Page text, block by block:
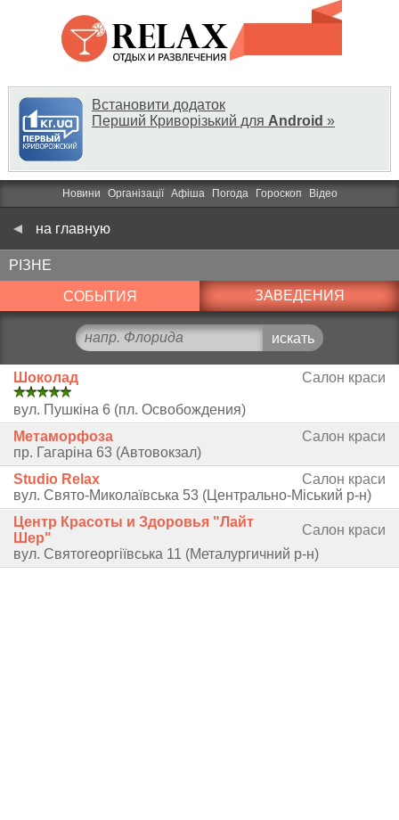
Встановити додаток
Перший Криворізький для Android »
Новини Організації Афіша Погода Гороскоп Відео
на главную
РІЗНЕ
СОБЫТИЯ ЗАВЕДЕНИЯ
Шоколад Салон краси
вул. Пушкіна 6 (пл. Освобождения)
Метаморфоза
Салон краси
пр. Гагаріна 63 (Автовокзал)
Studio Relax
Салон краси
вул. Свято-Миколаївська 53 (Центрально-Міський р-н)
Центр Красоты и Здоровья "Лайт
Шер"
Салон краси
вул. Святогеоргіївська 11 (Металургичний р-н)